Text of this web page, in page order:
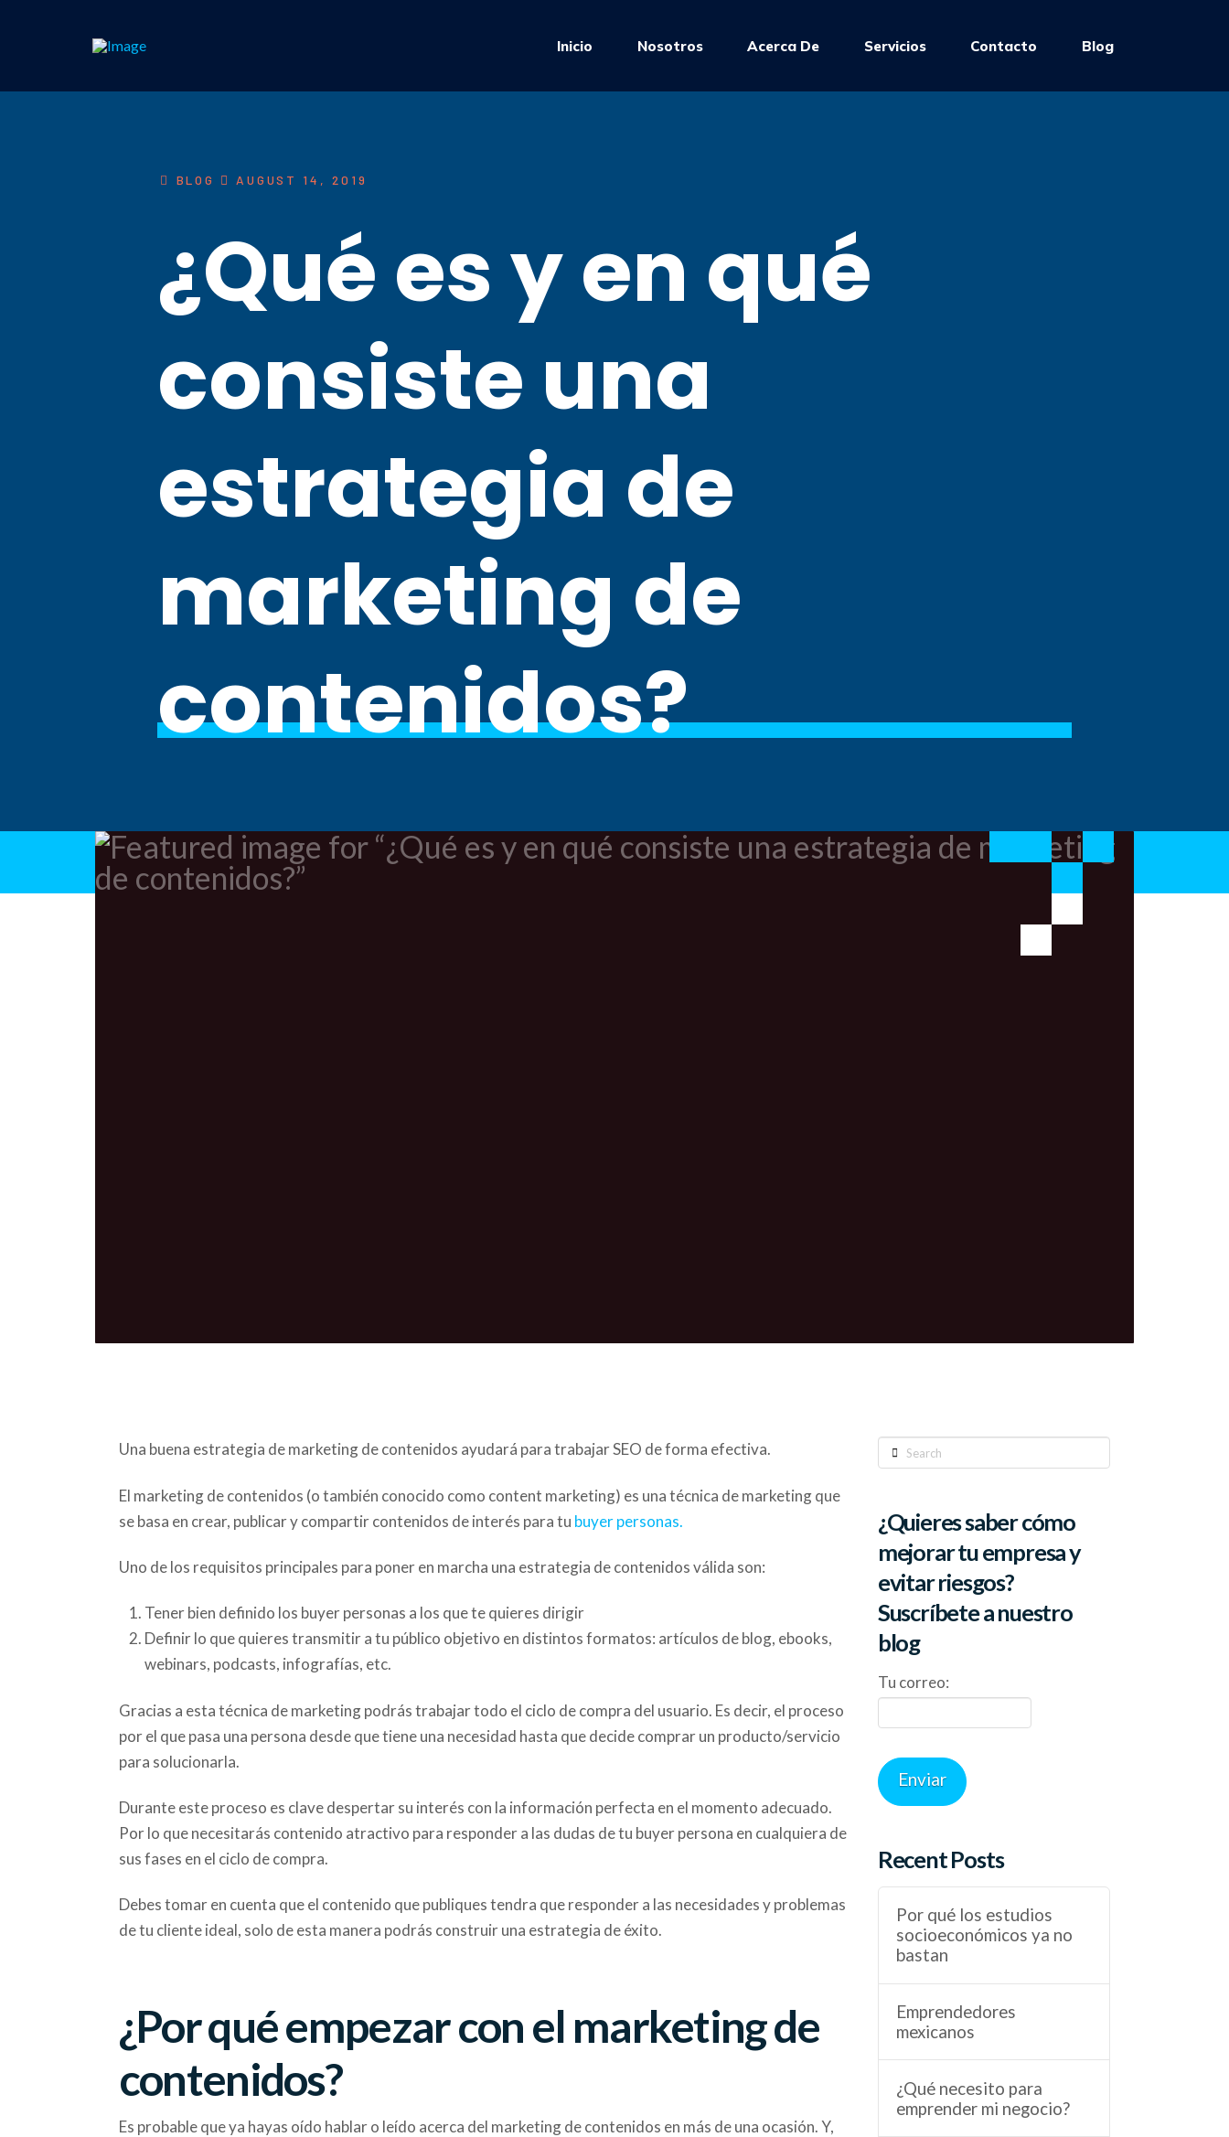
Inicio Nosotros Acerca De Servicios Contacto Blog
BLOG AUGUST 14, 2019
¿Qué es y en qué
consiste una
estrategia de
marketing de
contenidos?
Una buena estrategia de marketing de contenidos ayudará para trabajar SEO de forma efectiva.
El marketing de contenidos (o también conocido como content marketing) es una técnica de marketing que
se basa en crear, publicar y compartir contenidos de interés para tu buyer personas.
Uno de los requisitos principales para poner en marcha una estrategia de contenidos válida son:
Tener bien definido los buyer personas a los que te quieres dirigir
Definir lo que quieres transmitir a tu público objetivo en distintos formatos: artículos de blog, ebooks,
webinars, podcasts, infografías, etc.
Gracias a esta técnica de marketing podrás trabajar todo el ciclo de compra del usuario. Es decir, el proceso
por el que pasa una persona desde que tiene una necesidad hasta que decide comprar un producto/servicio
para solucionarla.
Durante este proceso es clave despertar su interés con la información perfecta en el momento adecuado.
Por lo que necesitarás contenido atractivo para responder a las dudas de tu buyer persona en cualquiera de
sus fases en el ciclo de compra.
Debes tomar en cuenta que el contenido que publiques tendra que responder a las necesidades y problemas
de tu cliente ideal, solo de esta manera podrás construir una estrategia de éxito.
¿Por qué empezar con el marketing de
contenidos?
Es probable que ya hayas oído hablar o leído acerca del marketing de contenidos en más de una ocasión. Y,
Search
¿Quieres saber cómo
mejorar tu empresa y
evitar riesgos?
Suscríbete a nuestro
blog
Tu correo:
Recent Posts
Por qué los estudios
socioeconómicos ya no
bastan
Emprendedores
mexicanos
¿Qué necesito para
emprender mi negocio?